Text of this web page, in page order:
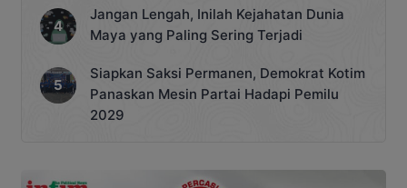
Jangan Lengah, Inilah Kejahatan Dunia
Maya yang Paling Sering Terjadi
Siapkan Saksi Permanen, Demokrat Kotim
Panaskan Mesin Partai Hadapi Pemilu
2029